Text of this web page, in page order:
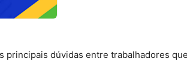
principais dúvidas entre trabalhadores